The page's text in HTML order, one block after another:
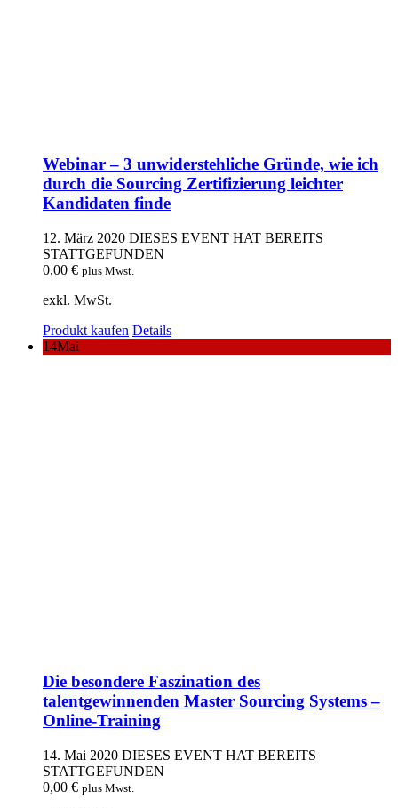
Webinar – 3 unwiderstehliche Gründe, wie ich
durch die Sourcing Zertifizierung leichter
Kandidaten finde
12. März 2020 DIESES EVENT HAT BEREITS
STATTGEFUNDEN
0,00 € plus Mwst.
exkl. MwSt.
Produkt kaufen Details
14Mai
Die besondere Faszination des
talentgewinnenden Master Sourcing Systems –
Online-Training
14. Mai 2020 DIESES EVENT HAT BEREITS
STATTGEFUNDEN
0,00 € plus Mwst.